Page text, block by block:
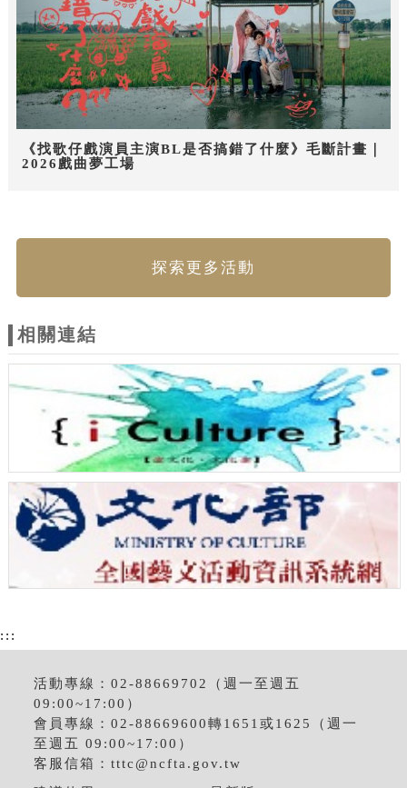
《找歌仔戲演員主演BL是否搞錯了什麼》毛斷計畫｜
2026戲曲夢工場
探索更多活動
相關連結
:::
活動專線：02-88669702（週一至週五
09:00~17:00）
會員專線：02-88669600轉1651或1625（週一
至週五 09:00~17:00）
客服信箱：tttc@ncfta.gov.tw